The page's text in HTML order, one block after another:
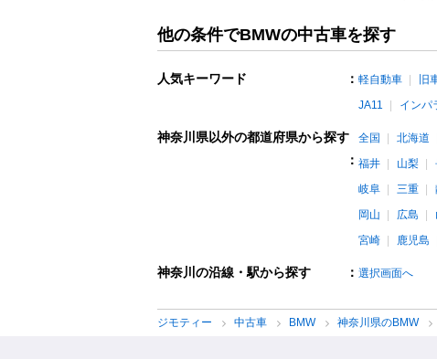
他の条件でBMWの中古車を探す
人気キーワード ： 軽自動車 旧
JA11
インパ
神奈川県以外の都道府県から探す
：
全国 北海道
福井
山梨
岐阜
三重
岡山
広島
宮崎
鹿児島
神奈川の沿線・駅から探す ： 選択画面へ
ジモティー 中古車 BMW 神奈川県のBMW